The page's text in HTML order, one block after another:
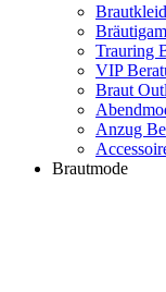
Trauring
VIP
Braut
Anzug
Brautmode